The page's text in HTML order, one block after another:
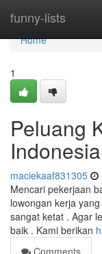
funny-lists
Home
Home
1
Peluang
maciekaaf831305
Mencari pekerjaan
lowongan kerja
sangat ketat . Agar
baik . Kami berikan
Comments